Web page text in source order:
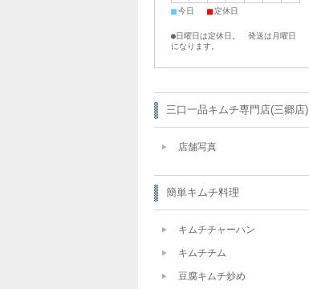
■今日 ■定休日
●日曜日は定休日。 発送は月曜日
になります。
三口一品キムチ専門店(三郷店)
店舗写真
簡単キムチ料理
キムチチャーハン
キムチチム
豆腐キムチ炒め